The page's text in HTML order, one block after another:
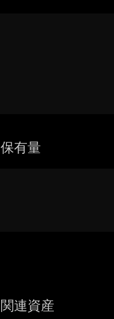
保有量
関連資産